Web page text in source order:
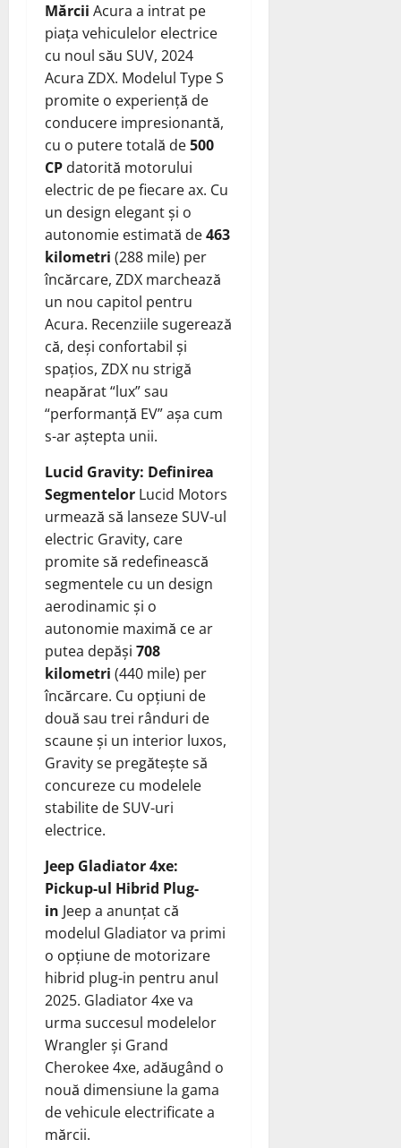
Mărcii Acura a intrat pe
piața vehiculelor electrice
cu noul său SUV, 2024
Acura ZDX. Modelul Type S
promite o experiență de
conducere impresionantă,
cu o putere totală de500
CP datorită motorului
electric de pe fiecare ax. Cu
un design elegant și o
autonomie estimată de463
kilometri (288 mile) per
încărcare, ZDX marchează
un nou capitol pentru
Acura. Recenziile sugerează
că, deși confortabil și
spațios, ZDX nu strigă
neapărat “lux” sau
“performanță EV” așa cum
s-ar aștepta unii.
Lucid Gravity: Definirea
Segmentelor Lucid Motors
urmează să lanseze SUV-ul
electric Gravity, care
promite să redefinească
segmentele cu un design
aerodinamic și o
autonomie maximă ce ar
putea depăși 708
kilometri (440 mile) per
încărcare. Cu opțiuni de
două sau trei rânduri de
scaune și un interior luxos,
Gravity se pregătește să
concureze cu modelele
stabilite de SUV-uri
electrice.
Jeep Gladiator 4xe:
Pickup-ul Hibrid Plug-
in Jeep a anunțat că
modelul Gladiator va primi
o opțiune de motorizare
hibrid plug-in pentru anul
2025. Gladiator 4xe va
urma succesul modelelor
Wrangler și Grand
Cherokee 4xe, adăugând o
nouă dimensiune la gama
de vehicule electrificate a
mărcii.